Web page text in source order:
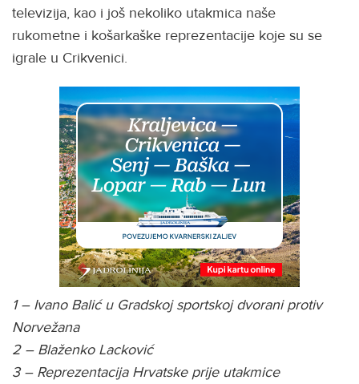
televizija, kao i još nekoliko utakmica naše
rukometne i košarkaške reprezentacije koje su se
igrale u Crikvenici.
1 – Ivano Balić u Gradskoj sportskoj dvorani protiv
Norvežana
2 – Blaženko Lacković
3 – Reprezentacija Hrvatske prije utakmice